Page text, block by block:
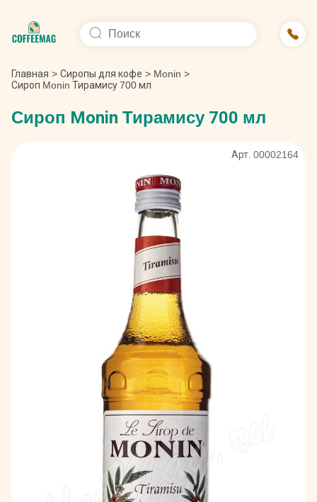
Главная > Сиропы для кофе > Monin >
Сироп Monin Тирамису 700 мл
Сироп Monin Тирамису 700 мл
Арт. 00002164